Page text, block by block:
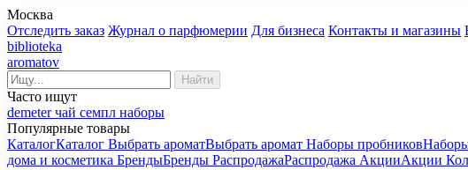
Москва
Отследить заказ Журнал о парфюмерии Для бизнеса Контакты и магазины
biblioteka
aromatov
Найти
Часто ищут
demeterчай семпл наборы
Популярные товары
КаталогКаталог Выбрать ароматВыбрать аромат Наборы пробников
дома и косметика БрендыБренды РаспродажаРаспродажа АкцииАкции